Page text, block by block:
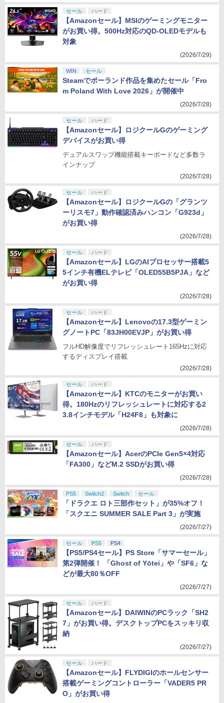
セール ハード
【Amazonセール】MSIのゲーミングモニター
がお買い得。500Hz対応のQD-OLEDモデルも
対象
(2026/7/29)
WIN セール
Steamでポーランド作品を集めたセール「Fro
m Poland With Love 2026」が開催中
(2026/7/28)
セール ハード
【Amazonセール】ロジクールGのゲーミング
デバイスがお買い得
デュアルスワップ機能搭載キーボードなど多数ラ
インナップ
(2026/7/28)
セール ハード
【Amazonセール】ロジクールGの「グランツ
ーリスモ7」動作確認済みハンコン「G923d」
がお買い得
(2026/7/28)
セール ハード
【Amazonセール】LGのAIプロセッサー搭載5
5インチ有機ELテレビ「OLED55B5PJA」など
がお買い得
(2026/7/28)
セール ハード
【Amazonセール】Lenovoの17.3型ゲーミン
グノートPC「83JH00EVJP」がお買い得
フルHD解像度でリフレッシュレート165Hzに対応
するディスプレイ搭載
(2026/7/28)
セール ハード
【Amazonセール】KTCのモニターがお買い
得。180Hzのリフレッシュレートに対応する2
3.8インチモデル「H24F8」も対象に
(2026/7/28)
セール ハード
【Amazonセール】AcerのPCIe Gen5×4対応
「FA300」などM.2 SSDがお買い得
(2026/7/28)
PS5 Switch2 Switch セール
「ドラクエ ロト三部作セット」が35%オフ！
「スクエニ SUMMER SALE Part 3」が実施
(2026/7/27)
セール PS5 PS4
【PS5/PS4セール】PS Store「サマーセール」
第2弾開催！ 「Ghost of Yōtei」や「SF6」な
どが最大80％OFF
(2026/7/27)
セール ハード
【Amazonセール】DAIWINのPCラック「SH2
7」がお買い得。デスクトップPCをスッキリ収
納
(2026/7/27)
セール ハード
【Amazonセール】FLYDIGIのホールセンサー
搭載ゲーミングコントローラー「VADER5 PR
O」がお買い得